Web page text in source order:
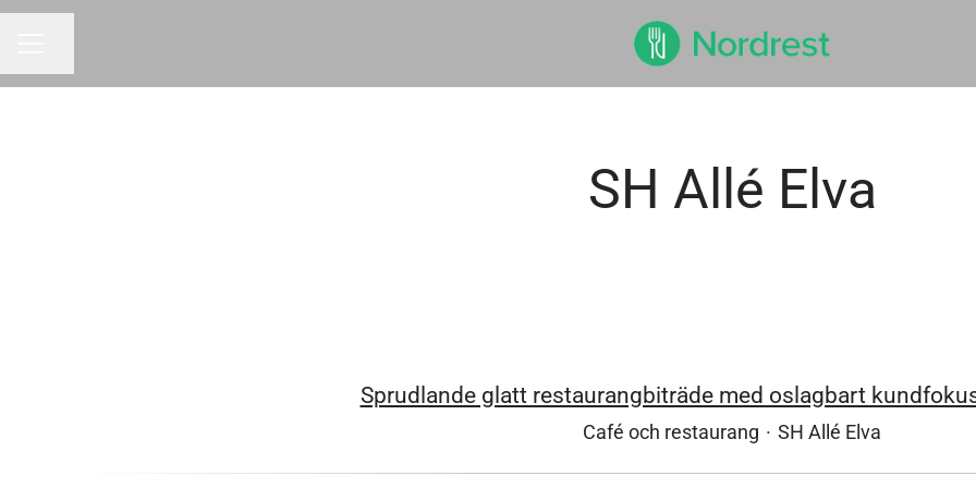
SH Allé Elva
Sprudlande glatt restaurangbiträde med oslagbart
Café och restaurang · SH Allé Elva